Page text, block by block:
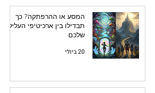
המסע או ההרפתקה? כך
תבדילו בין ארכיטיפי העלילה
שלכם
20 ביולי